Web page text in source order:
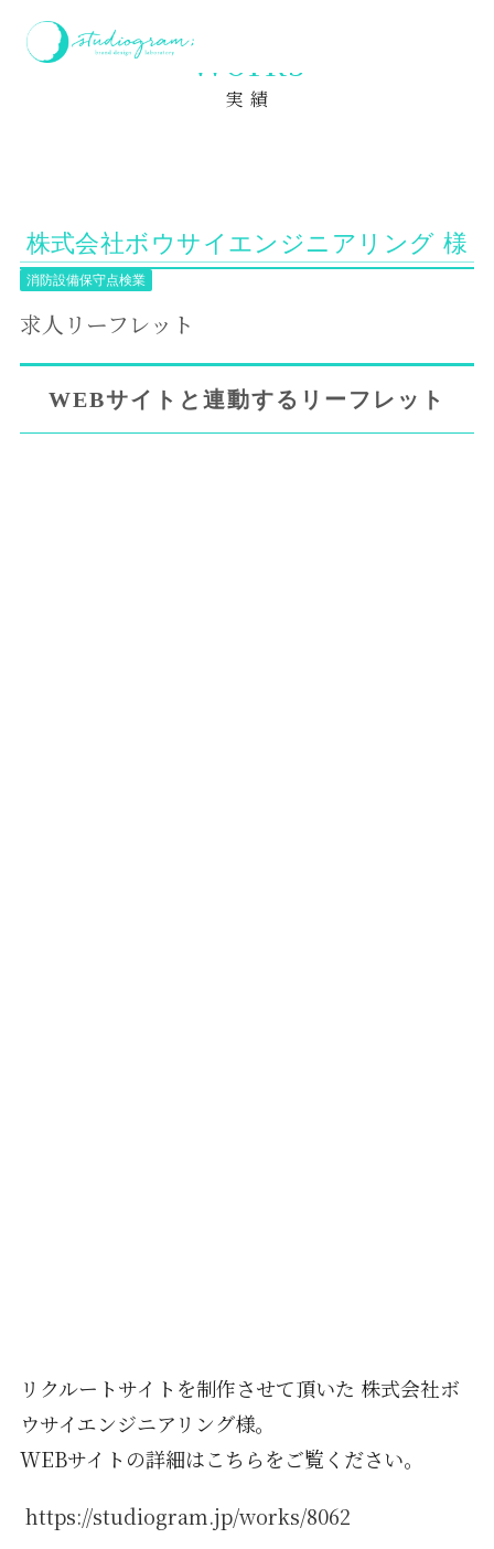
ホーム
Works
実 績
株式会社ボウサイエンジニアリング 様
消防設備保守点検業
求人リーフレット
WEBサイトと連動するリーフレット
リクルートサイトを制作させて頂いた 株式会社ボ
ウサイエンジニアリング様。
WEBサイトの詳細はこちらをご覧ください。
https://studiogram.jp/works/8062